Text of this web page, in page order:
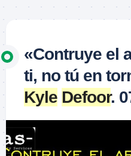
«Contruye el
ti, no tú en
Kyle Defoor.